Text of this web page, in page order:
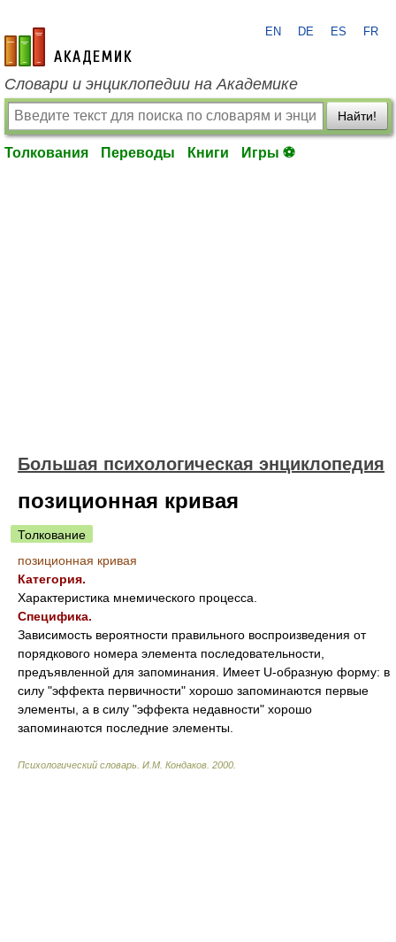
academic.ru
EN DE ES FR
Словари и энциклопедии на Академике
Найти!
Толкования Переводы Книги Игры ⚽
Большая психологическая энциклопедия
позиционная кривая
Толкование
позиционная кривая
Категория.
Характеристика мнемического процесса.
Специфика.
Зависимость вероятности правильного воспроизведения от
порядкового номера элемента последовательности,
предъявленной для запоминания. Имеет U-образную форму: в
силу "эффекта первичности" хорошо запоминаются первые
элементы, а в силу "эффекта недавности" хорошо
запоминаются последние элементы.
Психологический словарь И.М. Кондаков 2000